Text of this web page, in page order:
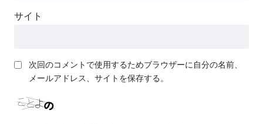
サイト
次回のコメントで使用するためブラウザーに自分の名前、
メールアドレス、サイトを保存する。